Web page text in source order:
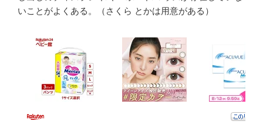
いことがよくある。（さくら とかは用意がある）